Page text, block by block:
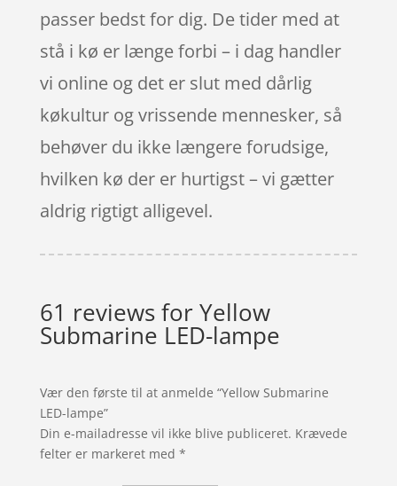
passer bedst for dig. De tider med at
stå i kø er længe forbi – i dag handler
vi online og det er slut med dårlig
køkultur og vrissende mennesker, så
behøver du ikke længere forudsige,
hvilken kø der er hurtigst – vi gætter
aldrig rigtigt alligevel.
61 reviews forYellow
Submarine LED-lampe
Vær den første til at anmelde “Yellow Submarine
LED-lampe”
Din e-mailadresse vil ikke blive publiceret. Krævede
felter er markeret med *